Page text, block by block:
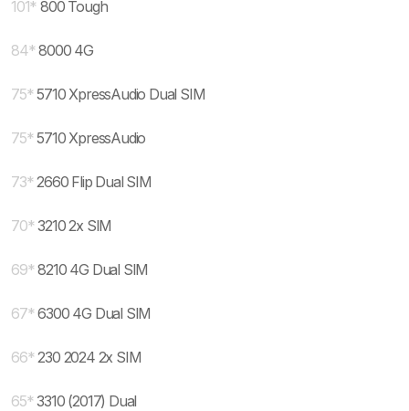
101* 800 Tough
84* 8000 4G
75* 5710 XpressAudio Dual SIM
75* 5710 XpressAudio
73* 2660 Flip Dual SIM
70* 3210 2x SIM
69* 8210 4G Dual SIM
67* 6300 4G Dual SIM
66* 230 2024 2x SIM
65* 3310 (2017) Dual